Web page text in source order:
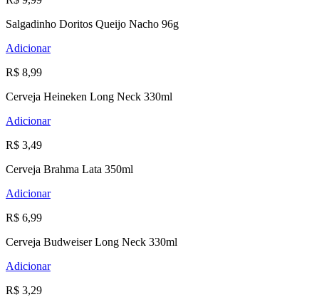
Salgadinho Doritos Queijo Nacho 96g
Adicionar
R$ 8,99
Cerveja Heineken Long Neck 330ml
Adicionar
R$ 3,49
Cerveja Brahma Lata 350ml
Adicionar
R$ 6,99
Cerveja Budweiser Long Neck 330ml
Adicionar
R$ 3,29